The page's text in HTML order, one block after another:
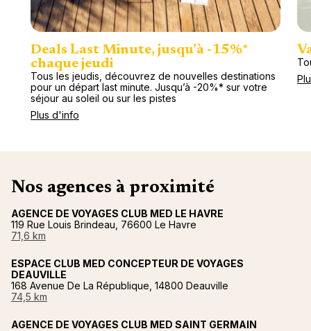
Deals Last Minute, jusqu’à -15%*
chaque jeudi
Tous les jeudis, découvrez de nouvelles destinations
pour un départ last minute. Jusqu’à -20%* sur votre
séjour au soleil ou sur les pistes
Plus d'info
Nos agences à proximité
AGENCE DE VOYAGES CLUB MED LE HAVRE
119 Rue Louis Brindeau, 76600 Le Havre
71,6 km
ESPACE CLUB MED CONCEPTEUR DE VOYAGES
DEAUVILLE
168 Avenue De La République, 14800 Deauville
74,5 km
AGENCE DE VOYAGES CLUB MED SAINT GERMAIN